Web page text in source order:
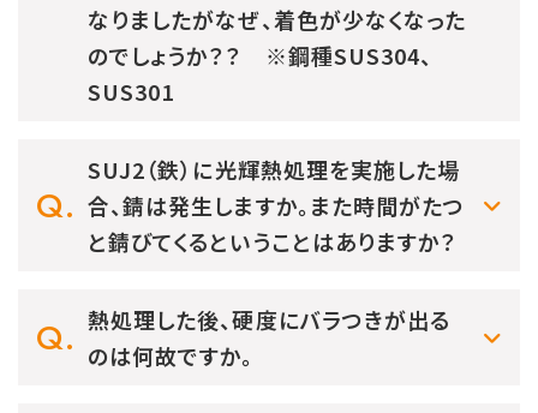
なりましたがなぜ、着色が少なくなった
のでしょうか？？ ※鋼種SUS304、
SUS301
SUJ2（鉄）に光輝熱処理を実施した場
合、錆は発生しますか。また時間がたつ
と錆びてくるということはありますか？
熱処理した後、硬度にバラつきが出る
のは何故ですか。